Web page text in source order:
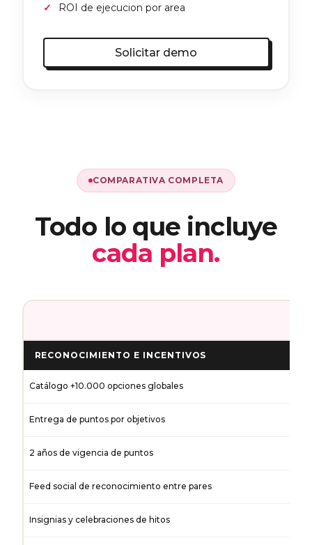
ROI de ejecucion por area
Solicitar demo
COMPARATIVA COMPLETA
Todo lo que incluye
cada plan.
RECONOCIMIENTO E INCENTIVOS
Catálogo +10.000 opciones globales
Entrega de puntos por objetivos
2 años de vigencia de puntos
Feed social de reconocimiento entre pares
Insignias y celebraciones de hitos